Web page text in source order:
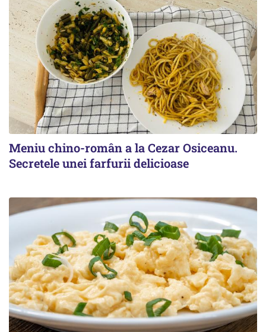
Meniu chino-român a la Cezar Osiceanu.
Secretele unei farfurii delicioase